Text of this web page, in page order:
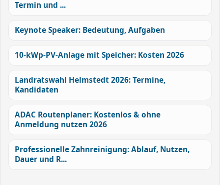
Termin und ...
Keynote Speaker: Bedeutung, Aufgaben
10-kWp-PV-Anlage mit Speicher: Kosten 2026
Landratswahl Helmstedt 2026: Termine,
Kandidaten
ADAC Routenplaner: Kostenlos & ohne
Anmeldung nutzen 2026
Professionelle Zahnreinigung: Ablauf, Nutzen,
Dauer und R...